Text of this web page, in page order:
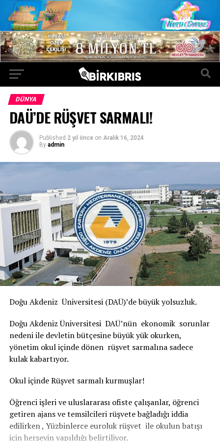
DÜNYA
DAÜ’DE RÜŞVET SARMALI!
Published 2 yıl önce on Aralık 16, 2024
By admin
Doğu Akdeniz Üniversitesi (DAÜ)’de büyük yolsuzluk.
Doğu Akdeniz Üniversitesi DAÜ’nün ekonomik sorunlar
nedeni ile devletin bütçesine büyük yük okurken,
yönetim okul içinde dönen rüşvet sarmalına sadece
kulak kabartıyor.
Okul içinde Rüşvet sarmalı kurmuşlar!
Öğrenci işleri ve uluslararası ofiste çalışanlar, öğrenci
getiren ajans ve temsilcileri rüşvete bağladığı iddia
edilirken , Yüzbinlerce euroluk rüşvet ile okulun batışı
için herşeyin yapıldığı belirtiliyor.